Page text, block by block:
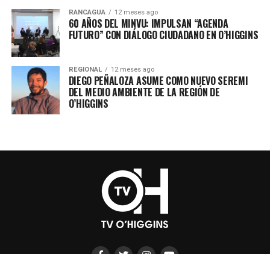
RANCAGUA 12 meses ago
60 AÑOS DEL MINVU: IMPULSAN “AGENDA
FUTURO” CON DIÁLOGO CIUDADANO EN O’HIGGINS
REGIONAL 12 meses ago
DIEGO PEÑALOZA ASUME COMO NUEVO SEREMI
DEL MEDIO AMBIENTE DE LA REGIÓN DE
O’HIGGINS